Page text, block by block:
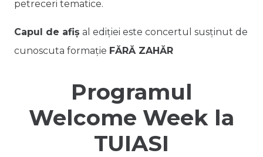
petreceri tematice.
Capul de afiș al ediției este concertul susținut de
cunoscuta formație FĂRĂ ZAHĂR
Programul
Welcome Week la
TUIASI